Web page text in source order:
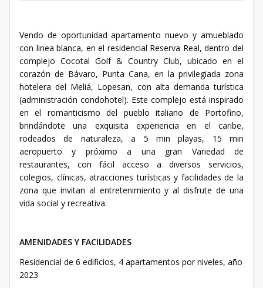
Vendo de oportunidad apartamento nuevo y amueblado
con linea blanca, en el residencial Reserva Real, dentro del
complejo Cocotal Golf & Country Club, ubicado en el
corazón de Bávaro, Punta Cana, en la privilegiada zona
hotelera del Meliá, Lopesan, con alta demanda turística
(administración condohotel). Este complejo está inspirado
en el romanticismo del pueblo italiano de Portofino,
brindándote una exquisita experiencia en el caribe,
rodeados de naturaleza, a 5 min playas, 15 min
aeropuerto y próximo a una gran Variedad de
restaurantes, con fácil acceso a diversos servicios,
colegios, clínicas, atracciones turísticas y facilidades de la
zona que invitan al entretenimiento y al disfrute de una
vida social y recreativa.
AMENIDADES Y FACILIDADES
Residencial de 6 edificios, 4 apartamentos por niveles, año
2023